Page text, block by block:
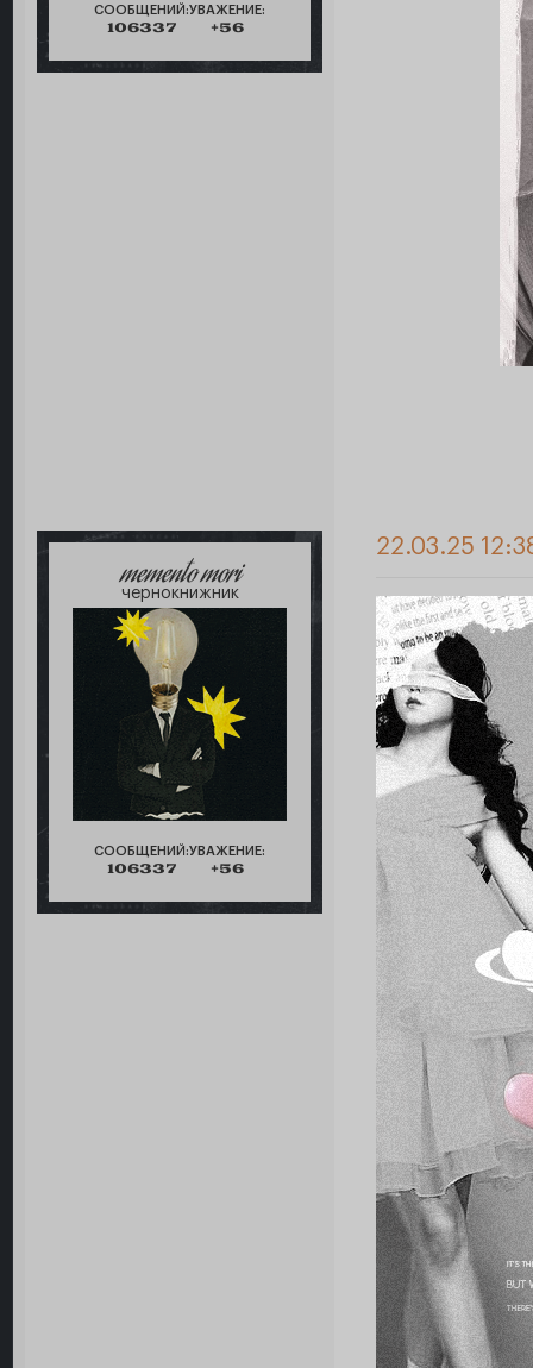
СООБЩЕНИЙ:
106337
УВАЖЕНИЕ:
+56
memento mori
чернокнижник
СООБЩЕНИЙ:
106337
УВАЖЕНИЕ:
+56
22.03.25